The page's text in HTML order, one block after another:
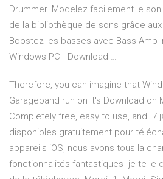
Drummer. Modelez facilement le
de la bibliothèque de sons grâce
Boostez les basses avec Bass Amp
Windows PC - Download …
Therefore, you can imagine that
Garageband run on it's Download on
Completely free, easy to use, and 7
disponibles gratuitement pour
appareils iOS, nous avons tous la
fonctionnalités fantastiques je te le